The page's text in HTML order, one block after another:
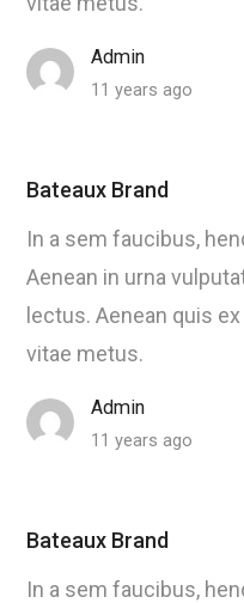
Admin
11 years ago
Bateaux Brand
In a sem faucibus,
Aenean in urna
lectus. Aenean quis
vitae metus.
Admin
11 years ago
Bateaux Brand
In a sem faucibus,